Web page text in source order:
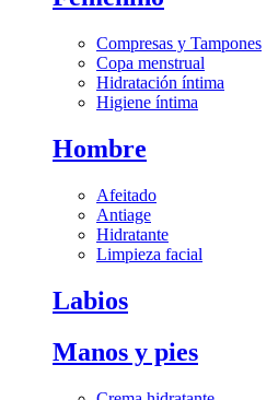
Compresas y Tampones
Copa menstrual
Hidratación íntima
Higiene íntima
Hombre
Afeitado
Antiage
Hidratante
Limpieza facial
Labios
Manos y pies